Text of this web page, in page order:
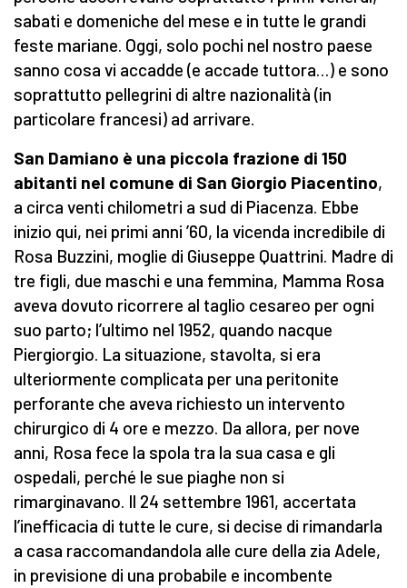
sabati e domeniche del mese e in tutte le grandi
feste mariane. Oggi, solo pochi nel nostro paese
sanno cosa vi accadde (e accade tuttora…) e sono
soprattutto pellegrini di altre nazionalità (in
particolare francesi) ad arrivare.
San Damiano è una piccola frazione di 150
abitanti nel comune di San Giorgio Piacentino,
a circa venti chilometri a sud di Piacenza. Ebbe
inizio qui, nei primi anni ’60, la vicenda incredibile di
Rosa Buzzini, moglie di Giuseppe Quattrini. Madre di
tre figli, due maschi e una femmina, Mamma Rosa
aveva dovuto ricorrere al taglio cesareo per ogni
suo parto; l’ultimo nel 1952, quando nacque
Piergiorgio. La situazione, stavolta, si era
ulteriormente complicata per una peritonite
perforante che aveva richiesto un intervento
chirurgico di 4 ore e mezzo. Da allora, per nove
anni, Rosa fece la spola tra la sua casa e gli
ospedali, perché le sue piaghe non si
rimarginavano. Il 24 settembre 1961, accertata
l’inefficacia di tutte le cure, si decise di rimandarla
a casa raccomandandola alle cure della zia Adele,
in previsione di una probabile e incombente